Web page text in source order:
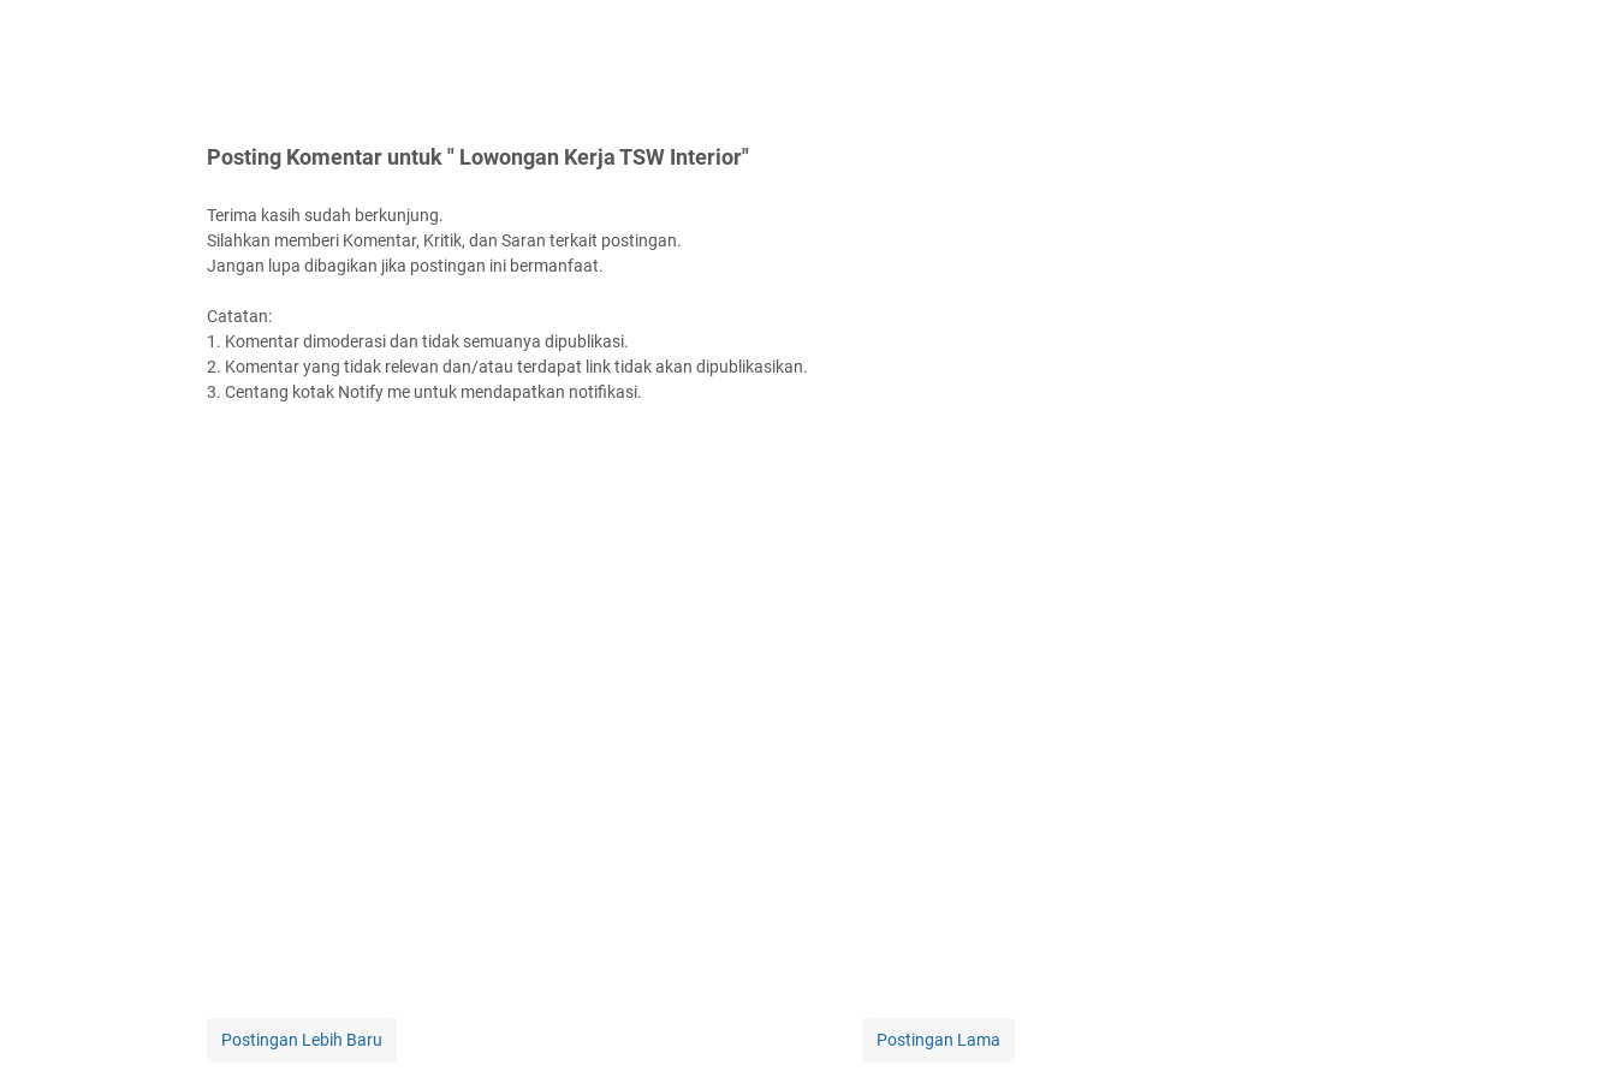
Posting Komentar untuk " Lowongan Kerja TSW Interior"
Terima kasih sudah berkunjung.
Silahkan memberi Komentar, Kritik, dan Saran terkait postingan.
Jangan lupa dibagikan jika postingan ini bermanfaat.
Catatan:
1. Komentar dimoderasi dan tidak semuanya dipublikasi.
2. Komentar yang tidak relevan dan/atau terdapat link tidak akan dipublikasikan.
3. Centang kotak Notify me untuk mendapatkan notifikasi.
Postingan Lebih Baru Postingan Lama